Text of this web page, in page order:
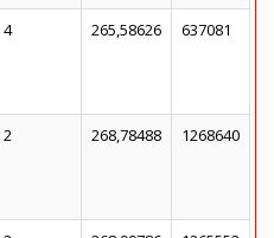
4 265,58626 637081
2 268,78488 1268640